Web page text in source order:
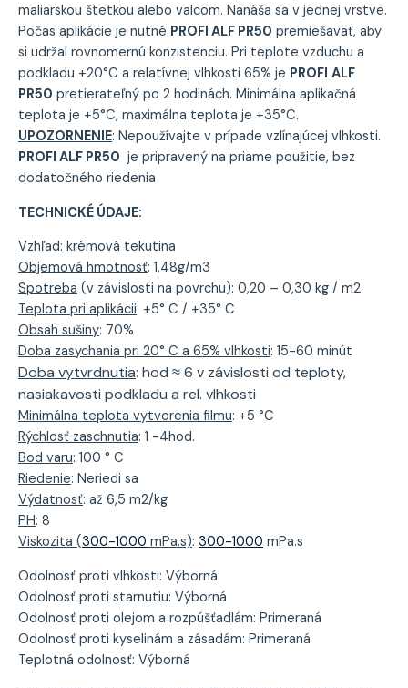
maliarskou štetkou alebo valcom. Nanáša sa v jednej vrstve.
Počas aplikácie je nutné PROFI ALF PR50 premiešavať, aby
si udržal rovnomernú konzistenciu. Pri teplote vzduchu a
podkladu +20°C a relatívnej vlhkosti 65% je PROFI ALF
PR50 pretierateľný po 2 hodinách. Minimálna aplikačná
teplota je +5°C, maximálna teplota je +35°C.
UPOZORNENIE: Nepoužívajte v prípade vzlínajúcej vlhkosti.
PROFI ALF PR50 je pripravený na priame použitie, bez
dodatočného riedenia
TECHNICKÉ ÚDAJE:
Vzhľad: krémová tekutina
Objemová hmotnosť: 1,48g/m3
Spotreba (v závislosti na povrchu): 0,20 – 0,30 kg / m2
Teplota pri aplikácii: +5° C / +35° C
Obsah sušiny: 70%
Doba zasychania pri 20° C a 65% vlhkosti: 15-60 minút
Doba vytvrdnutia: hod ≈ 6 v závislosti od teploty,
nasiakavosti podkladu a rel. vlhkosti
Minimálna teplota vytvorenia filmu: +5 °C
Rýchlosť zaschnutia: 1 -4hod.
Bod varu: 100 ° C
Riedenie: Neriedi sa
Výdatnosť: až 6,5 m2/kg
PH: 8
Viskozita (300-1000 mPa.s): 300-1000 mPa.s
Odolnosť proti vlhkosti: Výborná
Odolnosť proti starnutiu: Výborná
Odolnosť proti olejom a rozpúšťadlám: Primeraná
Odolnosť proti kyselinám a zásadám: Primeraná
Teplotná odolnosť: Výborná